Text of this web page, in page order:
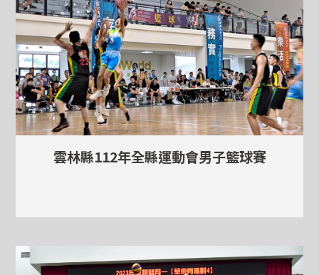
雲林縣112年全縣運動會男子籃球賽